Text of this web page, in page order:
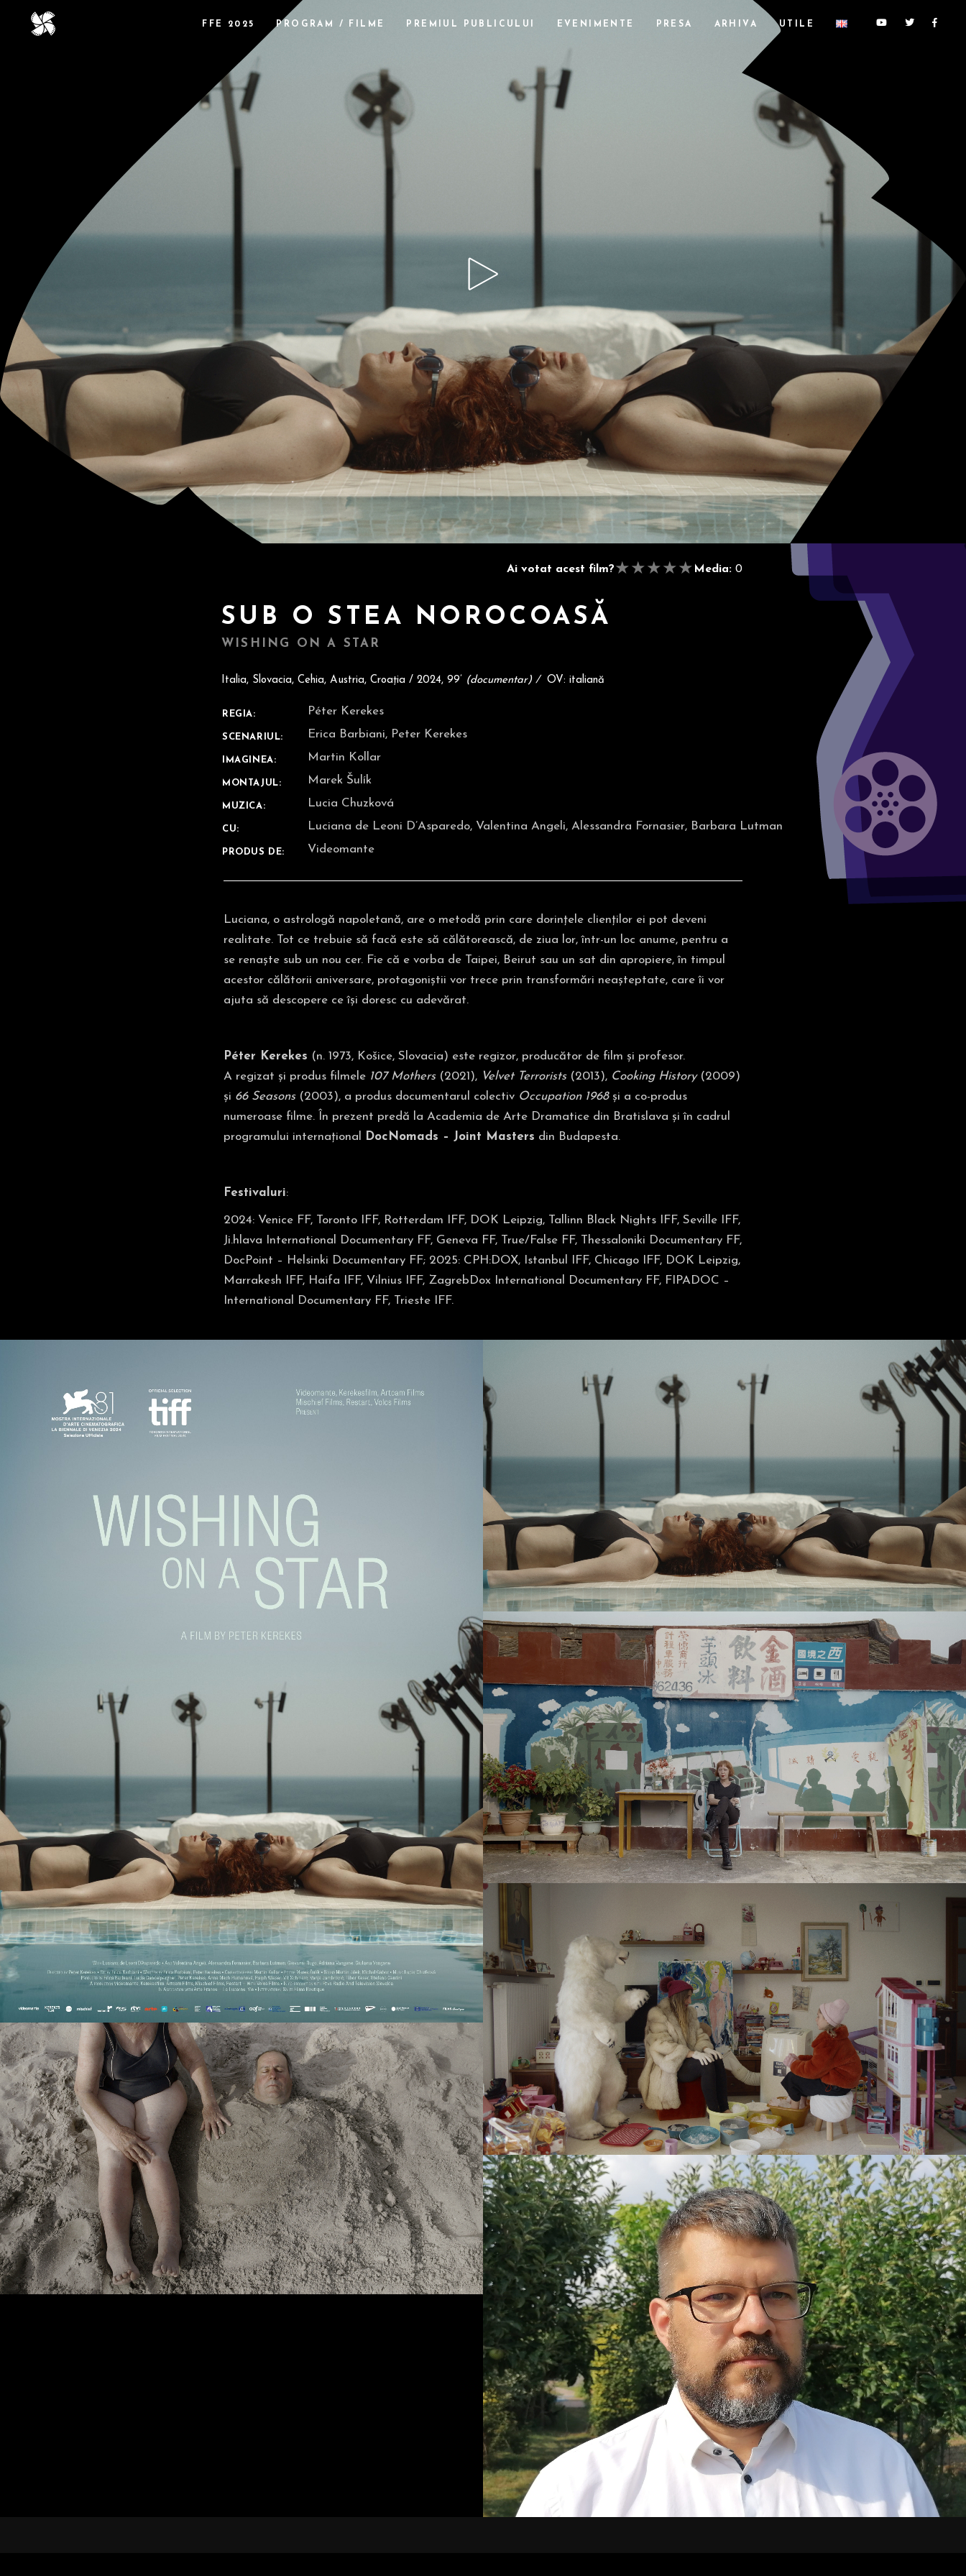
FFE 2025 PROGRAM / FILME PREMIUL PUBLICULUI EVENIMENTE PRESA ARHIVA UTILE
Ai votat acest film?★★★★★ Media:0
SUB O STEA NOROCOASĂ
WISHING ON A STAR
Italia, Slovacia, Cehia, Austria, Croația / 2024, 99’ (documentar) / OV: italiană
REGIA: Péter Kerekes
SCENARIUL: Erica Barbiani, Peter Kerekes
IMAGINEA: Martin Kollar
MONTAJUL: Marek Šulík
MUZICA: Lucia Chuzková
CU: Luciana de Leoni D’Asparedo, Valentina Angeli, Alessandra Fornasier, Barbara Lutman
PRODUS DE: Videomante
Luciana, o astrologă napoletană, are o metodă prin care dorințele clienților ei pot deveni
realitate. Tot ce trebuie să facă este să călătorească, de ziua lor, într-un loc anume, pentru a
se renaște sub un nou cer. Fie că e vorba de Taipei, Beirut sau un sat din apropiere, în timpul
acestor călătorii aniversare, protagoniștii vor trece prin transformări neașteptate, care îi vor
ajuta să descopere ce își doresc cu adevărat.
Péter Kerekes (n. 1973, Košice, Slovacia) este regizor, producător de film și profesor.
A regizat și produs filmele 107 Mothers(2021), Velvet Terrorists(2013), Cooking History(2009)
și 66 Seasons(2003), a produs documentarul colectiv Occupation 1968și a co-produs
numeroase filme. În prezent predă la Academia de Arte Dramatice din Bratislava și în cadrul
programului internațional
DocNomads – Joint Masters din Budapesta.
Festivaluri:
2024: Venice FF, Toronto IFF, Rotterdam IFF, DOK Leipzig, Tallinn Black Nights IFF, Seville IFF,
Ji.hlava International Documentary FF, Geneva FF, True/False FF, Thessaloniki Documentary FF,
DocPoint – Helsinki Documentary FF; 2025: CPH:DOX, Istanbul IFF, Chicago IFF, DOK Leipzig,
Marrakesh IFF, Haifa IFF, Vilnius IFF, ZagrebDox International Documentary FF, FIPADOC –
International Documentary FF, Trieste IFF.